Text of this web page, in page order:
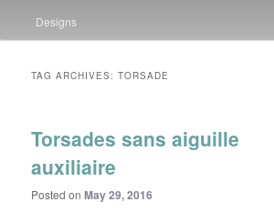
Designs
TAG ARCHIVES:TORSADE
Torsades sans aiguille
auxiliaire
Posted onMay 29, 2016